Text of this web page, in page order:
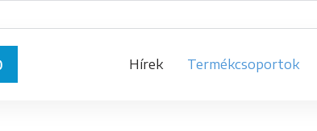
Hírek Termékcsoportok